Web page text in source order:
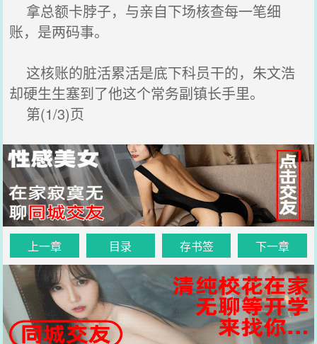
拿总额卡脖子，与亲自下场核查每一笔细
账，是两码事。
这核账的脏活累活是底下科员干的，朱文浩
却硬生生塞到了他这个常务副镇长手里。
第(1/3)页
上一章 目录 存书签 下一章